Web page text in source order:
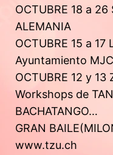
OCTUBRE 18 a 26
ALEMANIA
OCTUBRE 15 a 17
Ayuntamiento
OCTUBRE 12 y 13
Workshops de
BACHATANGO…
GRAN
www.tzu.ch